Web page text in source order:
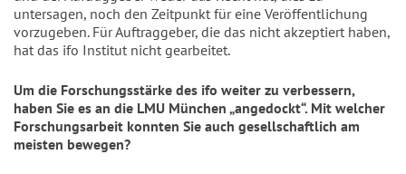
untersagen, noch den Zeitpunkt für eine Veröffentlichung
vorzugeben. Für Auftraggeber, die das nicht akzeptiert haben,
hat das ifo Institut nicht gearbeitet.
Um die Forschungsstärke des ifo weiter zu verbessern,
haben Sie es an die LMU München „angedockt“. Mit welcher
Forschungsarbeit konnten Sie auch gesellschaftlich am
meisten bewegen?